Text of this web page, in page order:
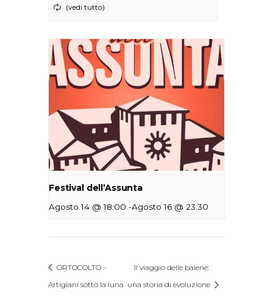
Festival dell’Assunta
Agosto 14 @ 18:00 -Agosto 16 @ 23:30
ORTOCOLTO –
Artigiani sotto la luna
Il viaggio delle balene:
una storia di evoluzione